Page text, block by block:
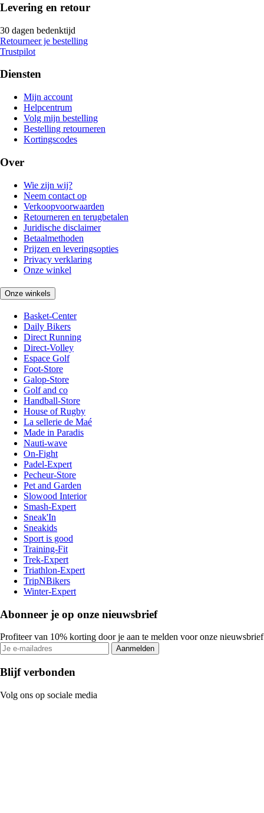
Levering en retour
30 dagen bedenktijd
Retourneer je bestelling
Trustpilot
Diensten
Mijn account
Helpcentrum
Volg mijn bestelling
Bestelling retourneren
Kortingscodes
Over
Wie zijn wij?
Neem contact op
Verkoopvoorwaarden
Retourneren en terugbetalen
Juridische disclaimer
Betaalmethoden
Prijzen en leveringsopties
Privacy verklaring
Onze winkel
Onze winkels
Basket-Center
Daily Bikers
Direct Running
Direct-Volley
Espace Golf
Foot-Store
Galop-Store
Golf and co
Handball-Store
House of Rugby
La sellerie de Maé
Made in Paradis
Nauti-wave
On-Fight
Padel-Expert
Pecheur-Store
Pet and Garden
Slowood Interior
Smash-Expert
Sneak'In
Sneakids
Sport is good
Training-Fit
Trek-Expert
Triathlon-Expert
TripNBikers
Winter-Expert
Abonneer je op onze nieuwsbrief
Profiteer van 10% korting door je aan te melden voor onze nieuwsbrief
Aanmelden
Blijf verbonden
Volg ons op sociale media